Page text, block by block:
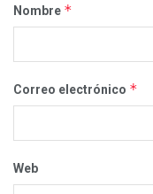
Nombre *
Correo electrónico *
Web